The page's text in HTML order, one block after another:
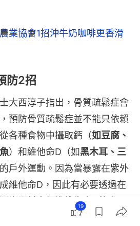
業協會1招沖牛奶咖啡更香滑
防2招
大西淳子指出，骨質疏鬆症會
預防骨質疏鬆症並不能只依賴
各種食物中攝取鈣（如豆腐、
）和維他命D（如黑木耳、三
戶外運動。因為當暴露在紫外
維他命D，因此有必要透過在
光照射來促進維生素D的產
19